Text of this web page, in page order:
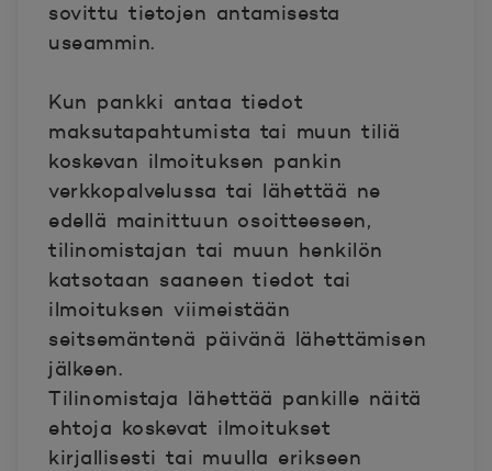
sovittu tietojen antamisesta
useammin.
Kun pankki antaa tiedot
maksutapahtumista tai muun tiliä
koskevan ilmoituksen pankin
verkkopalvelussa tai lähettää ne
edellä mainittuun osoitteeseen,
tilinomistajan tai muun henkilön
katsotaan saaneen tiedot tai
ilmoituksen viimeistään
seitsemäntenä päivänä lähettämisen
jälkeen.
Tilinomistaja lähettää pankille näitä
ehtoja koskevat ilmoitukset
kirjallisesti tai muulla erikseen